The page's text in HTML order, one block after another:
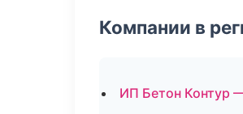
Компании в
ИП Бетон Контур